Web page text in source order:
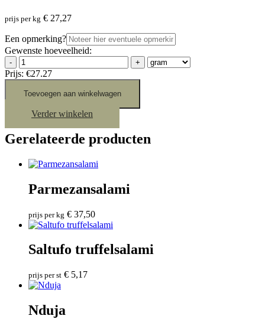
prijs per kg € 27,27
Een opmerking?
Gewenste hoeveelheid:
- +
Prijs: €27.27
Toevoegen aan winkelwagen
Verder winkelen
Gerelateerde producten
Parmezansalami
prijs per kg € 37,50
Saltufo truffelsalami
prijs per st € 5,17
Nduja